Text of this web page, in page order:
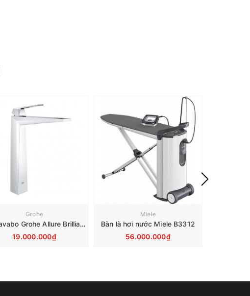
Grohe
Vòi Lavabo Grohe Allure Brilliante XL 23114000
19.000.000₫
Miele
Bàn là hơi nước Miele B3312
56.000.000₫